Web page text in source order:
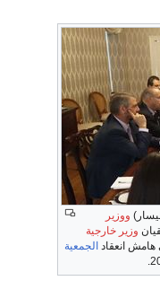
ووزير
وزير خارجية
انعقاد الجمعية